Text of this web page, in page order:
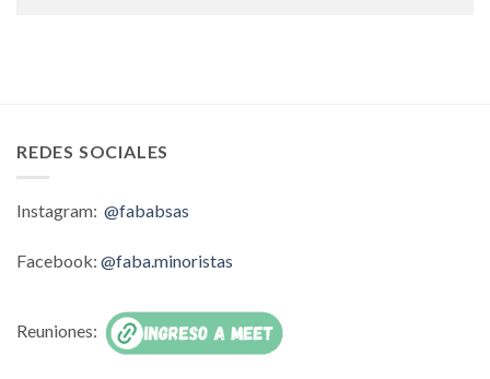
REDES SOCIALES
Instagram: @fababsas
Facebook: @faba.minoristas
Reuniones: